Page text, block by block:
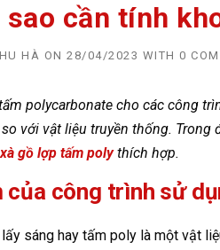
sao cần tính
HÀ ON 28/04/2023 WITH 0
polycarbonate cho các công
với vật liệu truyền thống.
gồ lợp tấm poly thích hợp.
của công trình sử
sáng hay tấm poly là một vật